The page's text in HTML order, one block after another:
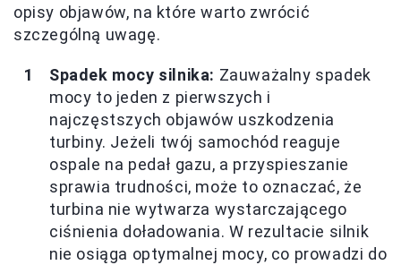
opisy objawów, na które warto zwrócić
szczególną uwagę.
Spadek mocy silnika: Zauważalny spadek
mocy to jeden z pierwszych i
najczęstszych objawów uszkodzenia
turbiny. Jeżeli twój samochód reaguje
ospale na pedał gazu, a przyspieszanie
sprawia trudności, może to oznaczać, że
turbina nie wytwarza wystarczającego
ciśnienia doładowania. W rezultacie silnik
nie osiąga optymalnej mocy, co prowadzi do